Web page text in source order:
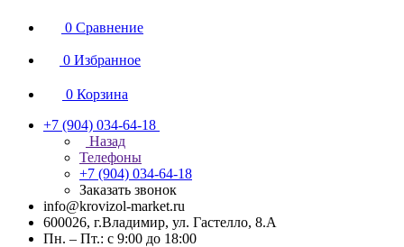
0 Сравнение
0 Избранное
0 Корзина
+7 (904) 034-64-18
Назад
Телефоны
+7 (904) 034-64-18
Заказать звонок
info@krovizol-market.ru
600026, г.Владимир, ул. Гастелло, 8.А
Пн. – Пт.: с 9:00 до 18:00